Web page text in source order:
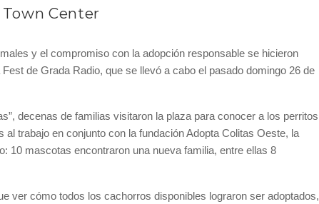
Town Center
y el compromiso con la adopción responsable se hicieron
de Grada Radio, que se llevó a cabo el pasado domingo 26 de
decenas de familias visitaron la plaza para conocer a los perritos
trabajo en conjunto con la fundación Adopta Colitas Oeste, la
10 mascotas encontraron una nueva familia, entre ellas 8
ver cómo todos los cachorros disponibles lograron ser adoptados,